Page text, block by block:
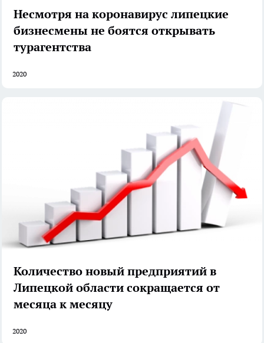
Несмотря на коронавирус липецкие
бизнесмены не боятся открывать
турагентства
2020
Количество новый предприятий в
Липецкой области сокращается от
месяца к месяцу
2020